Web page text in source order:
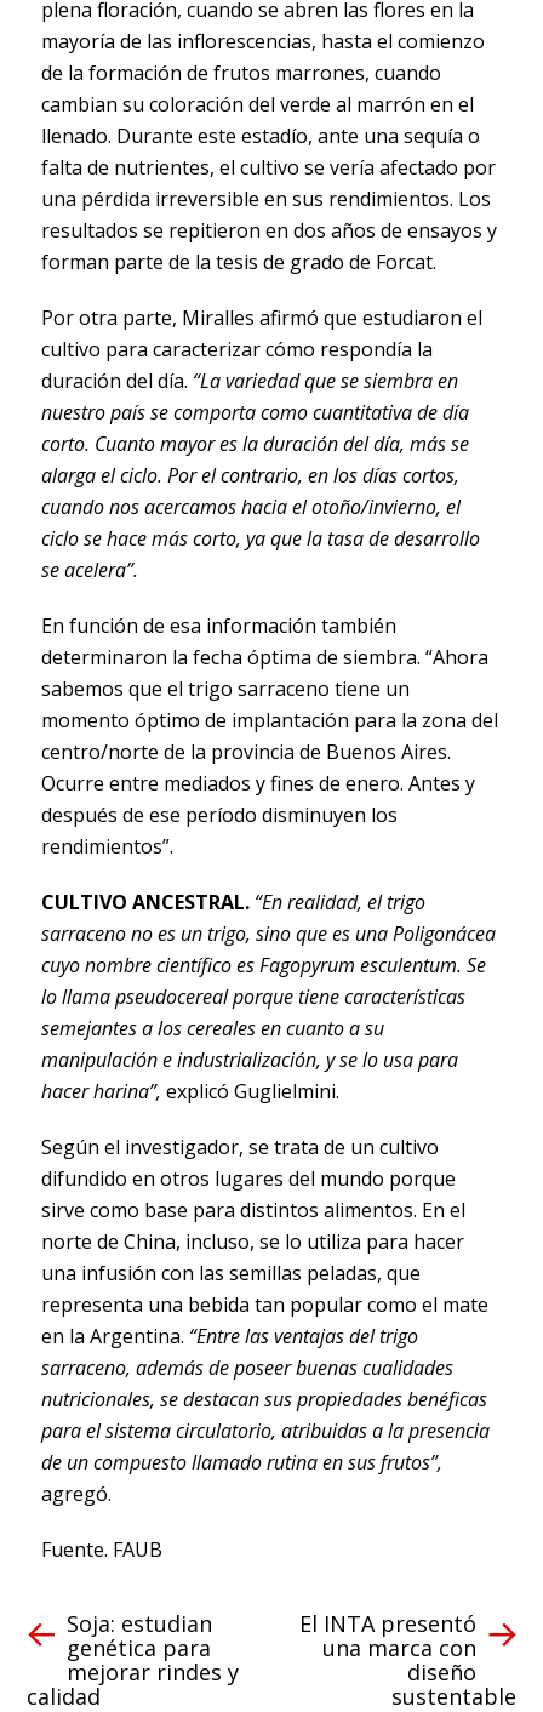
plena floración, cuando se abren las flores en la
mayoría de las inflorescencias, hasta el comienzo
de la formación de frutos marrones, cuando
cambian su coloración del verde al marrón en el
llenado. Durante este estadío, ante una sequía o
falta de nutrientes, el cultivo se vería afectado por
una pérdida irreversible en sus rendimientos. Los
resultados se repitieron en dos años de ensayos y
forman parte de la tesis de grado de Forcat.
Por otra parte, Miralles afirmó que estudiaron el
cultivo para caracterizar cómo respondía la
duración del día. “La variedad que se siembra en
nuestro país se comporta como cuantitativa de día
corto. Cuanto mayor es la duración del día, más se
alarga el ciclo. Por el contrario, en los días cortos,
cuando nos acercamos hacia el otoño/invierno, el
ciclo se hace más corto, ya que la tasa de desarrollo
se acelera”.
En función de esa información también
determinaron la fecha óptima de siembra. “Ahora
sabemos que el trigo sarraceno tiene un
momento óptimo de implantación para la zona del
centro/norte de la provincia de Buenos Aires.
Ocurre entre mediados y fines de enero. Antes y
después de ese período disminuyen los
rendimientos”.
CULTIVO ANCESTRAL. “En realidad, el trigo
sarraceno no es un trigo, sino que es una Poligonácea
cuyo nombre científico es Fagopyrum esculentum. Se
lo llama pseudocereal porque tiene características
semejantes a los cereales en cuanto a su
manipulación e industrialización, y se lo usa para
hacer harina”, explicó Guglielmini.
Según el investigador, se trata de un cultivo
difundido en otros lugares del mundo porque
sirve como base para distintos alimentos. En el
norte de China, incluso, se lo utiliza para hacer
una infusión con las semillas peladas, que
representa una bebida tan popular como el mate
en la Argentina. “Entre las ventajas del trigo
sarraceno, además de poseer buenas cualidades
nutricionales, se destacan sus propiedades benéficas
para el sistema circulatorio, atribuidas a la presencia
de un compuesto llamado rutina en sus frutos”,
agregó.
Fuente. FAUB
Soja: estudian
genética para
mejorar rindes y
calidad
El INTA presentó
una marca con
diseño
sustentable